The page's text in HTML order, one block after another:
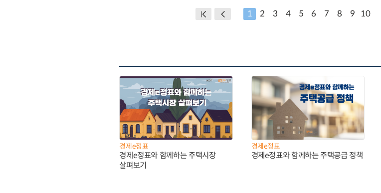
1 2 3 4 5 6 7 8 9 10
경제e정표
경제e정표와 함께하는 주택시장
살펴보기
경제e정표
경제e정표와 함께하는 주택공급 정책